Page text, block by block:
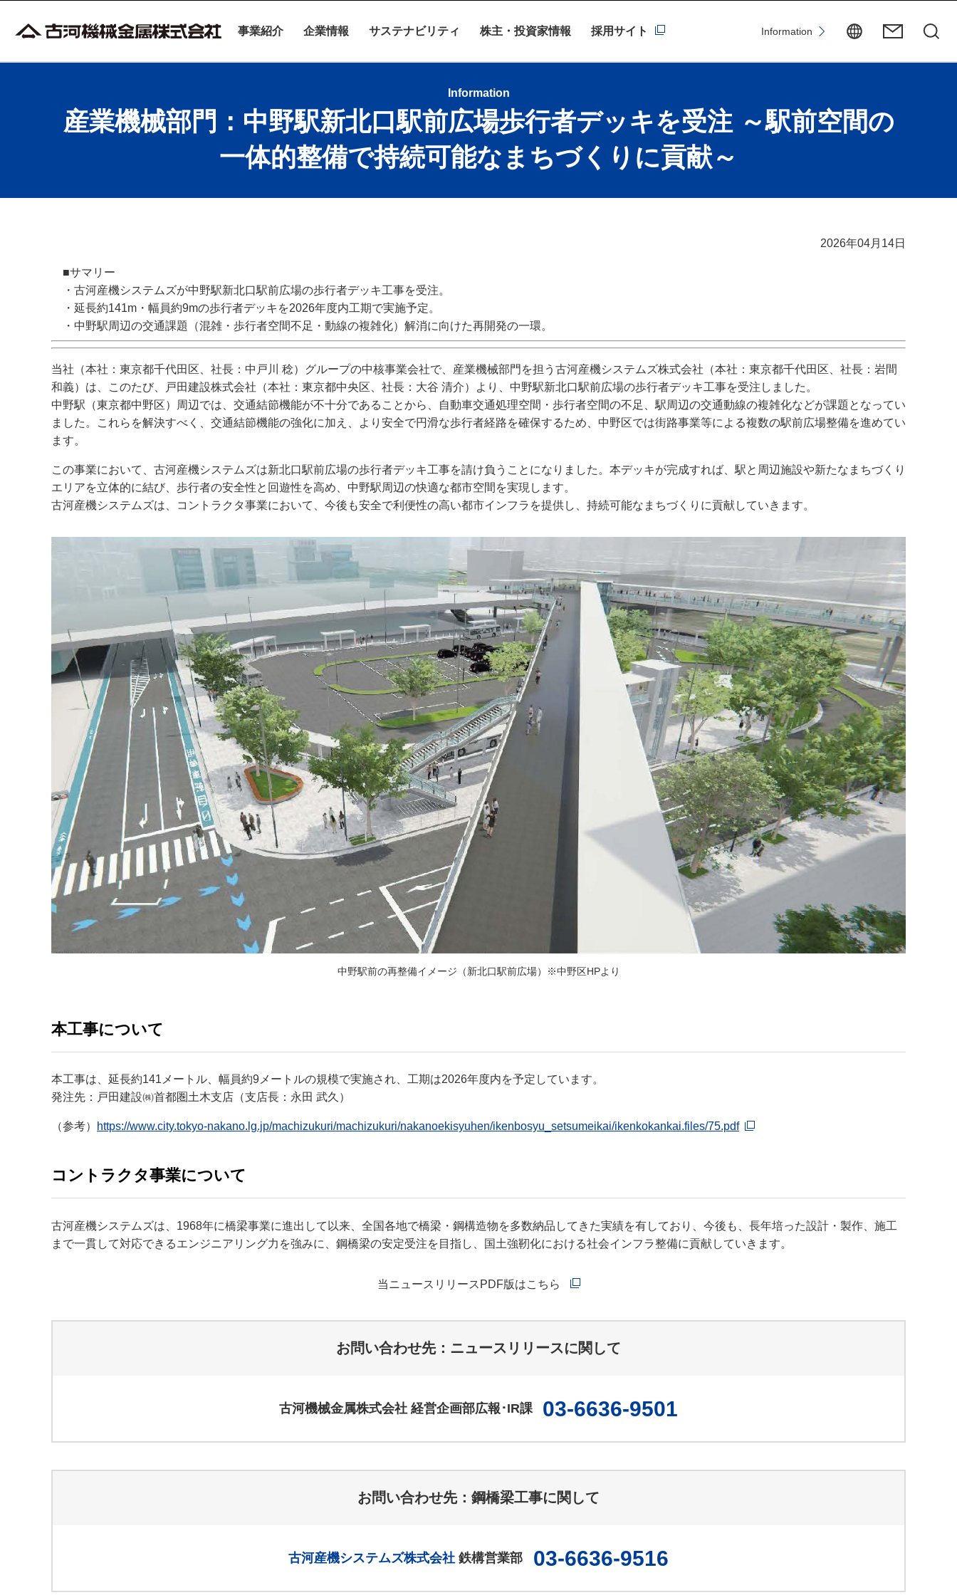
事業紹介 企業情報 サステナビリティ 株主・投資家情報 採用サイト Information
Information
産業機械部門：中野駅新北口駅前広場歩行者デッキを受注 ～駅前空間の
一体的整備で持続可能なまちづくりに貢献～
2026年04月14日
■サマリー
・古河産機システムズが中野駅新北口駅前広場の歩行者デッキ工事を受注。
・延長約141m・幅員約9mの歩行者デッキを2026年度内工期で実施予定。
・中野駅周辺の交通課題（混雑・歩行者空間不足・動線の複雑化）解消に向けた再開発の一環。
当社（本社：東京都千代田区、社長：中戸川 稔）グループの中核事業会社で、産業機械部門を担う古河産機システムズ株式会社（本社：東京都千代田区、社長：岩間
和義）は、このたび、戸田建設株式会社（本社：東京都中央区、社長：大谷 清介）より、中野駅新北口駅前広場の歩行者デッキ工事を受注しました。
中野駅（東京都中野区）周辺では、交通結節機能が不十分であることから、自動車交通処理空間・歩行者空間の不足、駅周辺の交通動線の複雑化などが課題となってい
ました。これらを解決すべく、交通結節機能の強化に加え、より安全で円滑な歩行者経路を確保するため、中野区では街路事業等による複数の駅前広場整備を進めてい
ます。
この事業において、古河産機システムズは新北口駅前広場の歩行者デッキ工事を請け負うことになりました。本デッキが完成すれば、駅と周辺施設や新たなまちづくり
エリアを立体的に結び、歩行者の安全性と回遊性を高め、中野駅周辺の快適な都市空間を実現します。
古河産機システムズは、コントラクタ事業において、今後も安全で利便性の高い都市インフラを提供し、持続可能なまちづくりに貢献していきます。
中野駅前の再整備イメージ（新北口駅前広場）※中野区HPより
本工事について
本工事は、延長約141メートル、幅員約9メートルの規模で実施され、工期は2026年度内を予定しています。
発注先：戸田建設㈱首都圏土木支店（支店長：永田 武久）
（参考） https://www.city.tokyo-nakano.lg.jp/machizukuri/machizukuri/nakanoekisyuhen/ikenbosyu_setsumeikai/ikenkokankai.files/75.pdf
コントラクタ事業について
古河産機システムズは、1968年に橋梁事業に進出して以来、全国各地で橋梁・鋼構造物を多数納品してきた実績を有しており、今後も、長年培った設計・製作、施工
まで一貫して対応できるエンジニアリング力を強みに、鋼橋梁の安定受注を目指し、国土強靭化における社会インフラ整備に貢献していきます。
当ニュースリリースPDF版はこちら
お問い合わせ先：ニュースリリースに関して
古河機械金属株式会社 経営企画部広報･IR課 03-6636-9501
お問い合わせ先：鋼橋梁工事に関して
古河産機システムズ株式会社 鉄構営業部 03-6636-9516